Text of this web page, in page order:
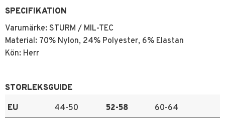
SPECIFIKATION
Varumärke: STURM / MIL-TEC
Material: 70% Nylon, 24% Polyester, 6% Elastan
Kön: Herr
STORLEKSGUIDE
EU
44-50 52-58 60-64